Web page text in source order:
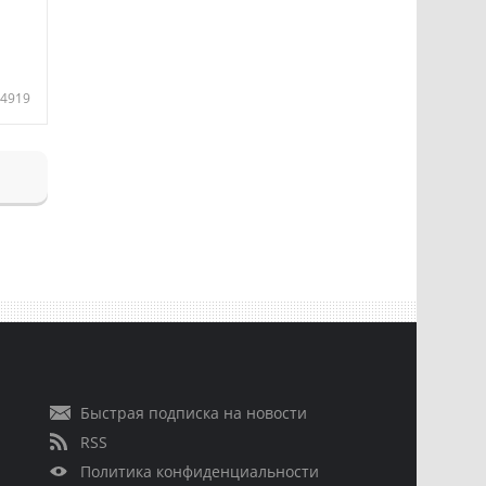
4919
Быстрая подписка на новости
RSS
Политика конфиденциальности